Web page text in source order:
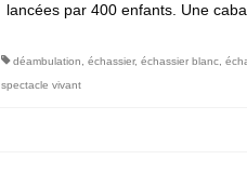
lancées par 400 enfants. Une
déambulation échassier, échassier blanc,
spectacle vivant